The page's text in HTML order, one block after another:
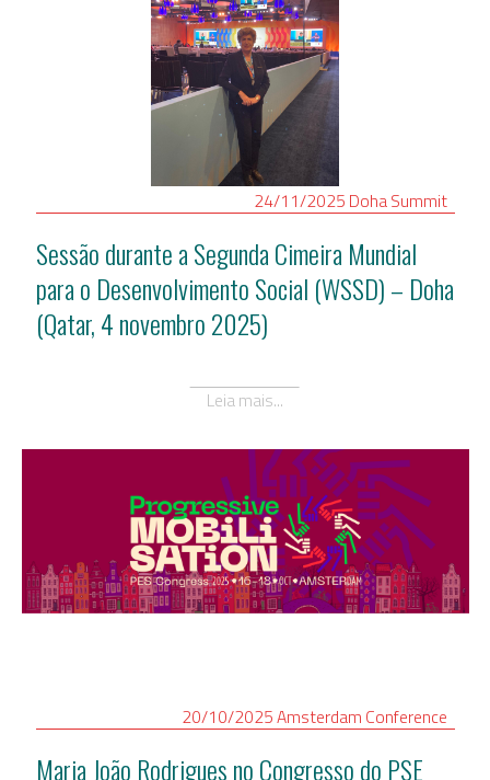
24/11/2025 DohaSummit
Sessão durante a Segunda Cimeira Mundial
para o Desenvolvimento Social (WSSD) – Doha
(Qatar, 4 novembro 2025)
Leia mais...
20/10/2025Amsterdam Conference
Maria João Rodrigues no Congresso do PSE